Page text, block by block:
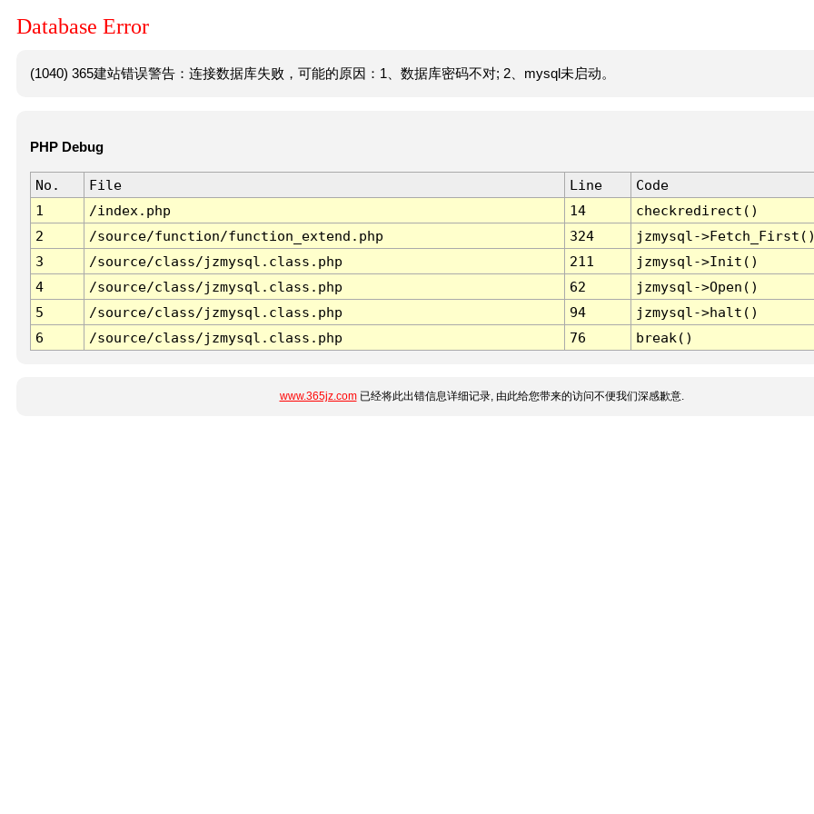
Database Error
(1040) 365建站错误警告：连接数据库失败，可能的原因：1、数据库密码不对; 2、mysql未启动。
PHP Debug
No. File Line
Code
1
/index.php 14
checkredirect()
2
/source/function/function_extend.php 324
jzmysql-
3
/source/class/jzmysql.class.php 211
jzmysql->Init()
4
/source/class/jzmysql.class.php 62
jzmysql->Open()
5
/source/class/jzmysql.class.php 94
jzmysql->halt()
6
/source/class/jzmysql.class.php 76 break()
www.365jz.com已经将此出错信息详细记录, 由此给您带来的访问不便我们深感歉意.